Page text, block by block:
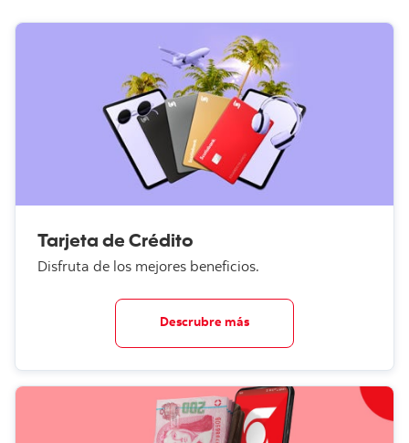
también cuentan como consumos.
El consumo acumulado anual sea mayor o igual a
S/1,200 (*)
Te encuentres al día en tus pagos el año previo a la
exoneración de tu membresía.
Es importante saber que:
Para la evaluación del cumplimiento de la meta, se
considerará cada ciclo de facturación hasta la fecha de
cobro de tu Membresía Anual. Puedes encontrar tu ciclo
cálculo del consumo mínimo, se tomarán en cuenta todos
los consumos realizados con cargo a la línea de crédito
principal de la Tarjeta de Crédito (Compras, Disposición de
considera ninguna transacción de InstaCash (Extralínea).
En el caso de Compra de Deuda solo se considera el ciclo
de facturación en el que se realizó́ el desembolso. En caso
todas las Tarjetas que tengas de manera independiente.
No aplica exoneración para las Tarjetas de Crédito Visa
Signature Beyond, Empresariales ni Corporativas.
* Condición aplicable solo para tarjetas de crédito
Tarjeta de Crédito
Disfruta de los mejores beneficios.
Descrubre más